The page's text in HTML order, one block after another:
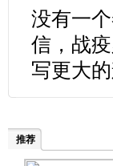
没有一
信，战
写更大
推荐